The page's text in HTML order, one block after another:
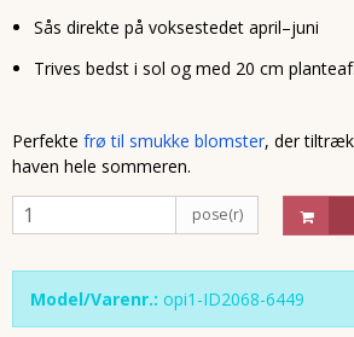
Sås direkte på voksestedet april–juni
Trives bedst i sol og med 20 cm
Perfekte frø til smukke blomster, der
haven hele sommeren.
pose(r)
Model/Varenr.: opi1-ID2068-6449